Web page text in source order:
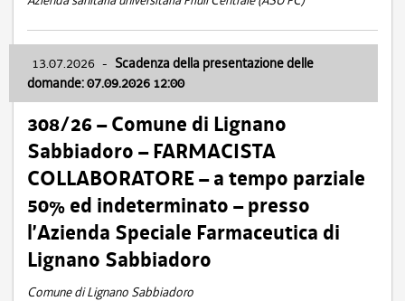
13.07.2026 - Scadenza della presentazione delle
domande: 07.09.2026 12:00
308/26 – Comune di Lignano
Sabbiadoro – FARMACISTA
COLLABORATORE – a tempo parziale
50% ed indeterminato – presso
l’Azienda Speciale Farmaceutica di
Lignano Sabbiadoro
Comune di Lignano Sabbiadoro